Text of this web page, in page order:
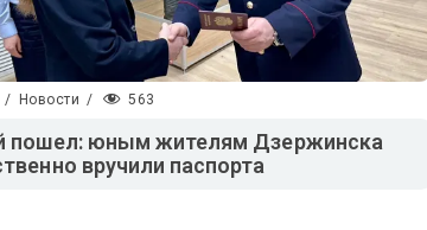
/ Новости / 563
пошел: юным жителям Дзержинска
вручили паспорта